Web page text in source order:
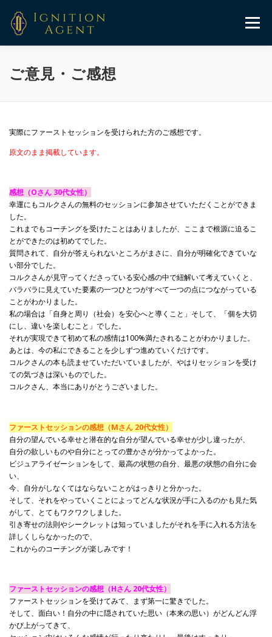
メニュー
HOME コルクの物語
ご意見・ご感想
実際にファーストセッションを受けられた方のご感想です。
原文のまま掲載しています。
感想（Oさん 30代女性）
幸運にもコルクさんの無料のセッションに参加させていただくことができま
した。
これまでもコーチングを受けたことはありましたが、ここまで根源に迫るこ
とができたのは初めてでした。
質問されて、自分が答えられないところがまさに、自分が明確化できていな
い部分でした。
コルクさんが見守ってくださっている安心感の中で紐解いて考えていくと、
バラバラに見えていた要素の一つひとつがすべて一つの点につながっている
ことがわかりました。
私の場合は「自身と周り（社会）を安心へと導くこと」そして、「個を大切
にし、違いを楽しむこと」でした。
それが実現できて初めて私の感情は100%満たされることがわかりました。
あとは、今の私にできることを少しずつ進めていくだけです。
コルクさんの本も読ませていただいていましたが、やはりセッションを受け
ての気づきは深いものでした。
コルクさん、本当にありがとうございました。
ファーストセッションの感想（Mさん 20代女性）
自分の望んでいる幸せと潜在的な自分が望んでいる幸せが少し違ったが、
自分の欲しいものや自分にとっての豊かさが分かってよかった。
ビジュアライゼーションをして、最高の状態の自分、最悪の状態の自分に会
い、
今、自分がしなくてはならないことがはっきりと分かった。
そして、それをやっていくことによってどんな状況が手に入るのかも見た気
がして、とてもワクワクしました。
引き寄せの法則やシークレットは知っていましたがそれを手に入れる方法を
詳しくしらなかったので、
これからのコーチングが楽しみです！
ファーストセッションの感想（Hさん 20代女性）
ファーストセッションを受けてみて、まず第一に驚きでした。
そして、面白い！自分の中に隠されていた思い（本来の思い）がどんどん浮
かび上がってきて、